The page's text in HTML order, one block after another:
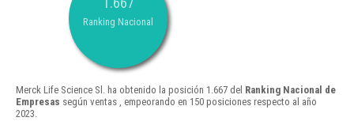
Ranking Nacional
Merck Life Science Sl. ha obtenido la posición 1.667 del Ranking Nacional de
Empresas según ventas , empeorando en 150 posiciones respecto al año
2023.